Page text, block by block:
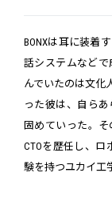
BONXは耳に装着
話システムなど
んでいたのは文化
った彼は、自ら
固めていった。
CTOを歴任し、
験を持つユカイ工